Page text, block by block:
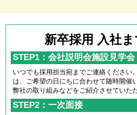
新卒採用 入社
STEP1：会社説明会施設見学会
いつでも採用担当宛までご連絡ください
は、ご希望の日にちに合わせて随時開催
弊社の取り組みなどをご紹介させていた
STEP2：一次面接